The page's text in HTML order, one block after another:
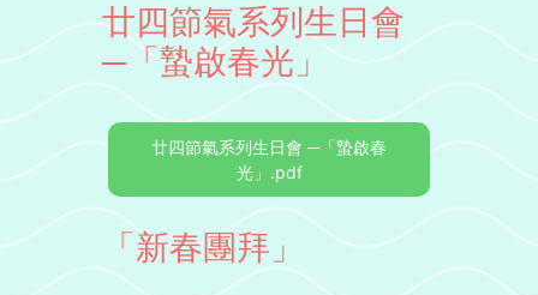
廿四節氣系列生日會
─「蟄啟春光」
廿四節氣系列生日會 ─「蟄啟春
光」.pdf
「新春團拜」